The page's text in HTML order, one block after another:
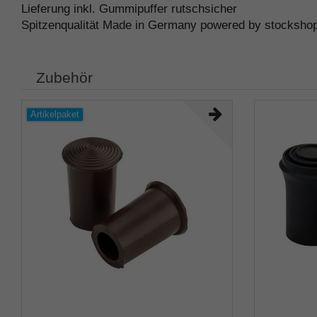
Lieferung inkl. Gummipuffer rutschsicher
Spitzenqualität Made in Germany powered by
Zubehör
Artikelpaket